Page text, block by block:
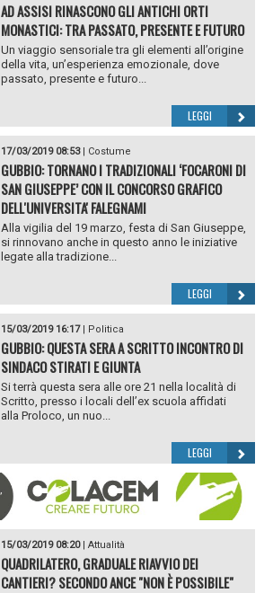
AD ASSISI RINASCONO GLI ANTICHI ORTI
MONASTICI: TRA PASSATO, PRESENTE E FUTURO
Un viaggio sensoriale tra gli elementi all’origine
della vita, un’esperienza emozionale, dove
passato, presente e futuro...
LEGGI
17/03/2019 08:53| Costume
GUBBIO: TORNANO I TRADIZIONALI ‘FOCARONI DI
SAN GIUSEPPE’ CON IL CONCORSO GRAFICO
DELL'UNIVERSITA' FALEGNAMI
Alla vigilia del 19 marzo, festa di San Giuseppe,
si rinnovano anche in questo anno le iniziative
legate alla tradizione...
LEGGI
15/03/2019 16:17| Politica
GUBBIO: QUESTA SERA A SCRITTO INCONTRO DI
SINDACO STIRATI E GIUNTA
Si terrà questa sera alle ore 21 nella località di
Scritto, presso i locali dell’ex scuola affidati
alla Proloco, un nuo...
LEGGI
15/03/2019 08:20| Attualità
QUADRILATERO, GRADUALE RIAVVIO DEI
CANTIERI? SECONDO ANCE "NON È POSSIBILE"